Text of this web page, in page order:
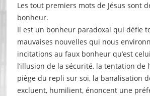
Les tout premiers mots de Jésus sont
bonheur.
Il est un bonheur paradoxal qui défie
mauvaises nouvelles qui nous
incitations au faux bonheur qu’est
l’illusion de la sécurité, la tentation de
piège du repli sur soi, la banalisation
excluent, humilient, énoncent une